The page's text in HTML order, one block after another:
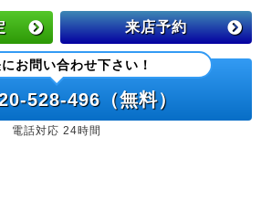
来店予約
お問い合わせ下さい！
528-496（無料）
電話対応 24時間